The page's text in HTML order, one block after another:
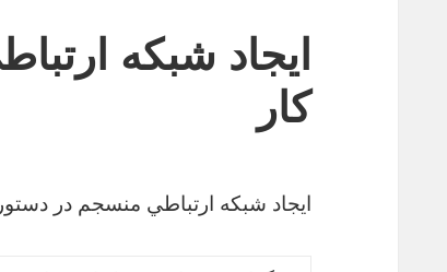
ايجاد شبكه
کار
ايجاد شبكه ارتباطي منسجم در